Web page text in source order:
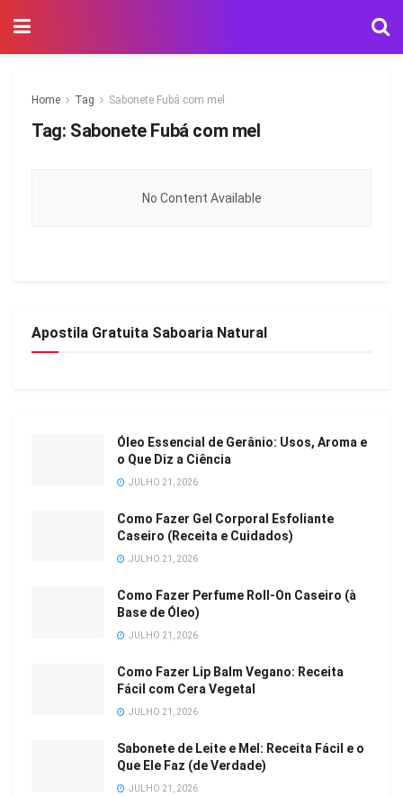
Home Tag Sabonete Fubá com mel
Tag: Sabonete Fubá com mel
No Content Available
Apostila Gratuita Saboaria Natural
Óleo Essencial de Gerânio: Usos, Aroma e
o Que Diz a Ciência
JULHO 21, 2026
Como Fazer Gel Corporal Esfoliante
Caseiro (Receita e Cuidados)
JULHO 21, 2026
Como Fazer Perfume Roll-On Caseiro (à
Base de Óleo)
JULHO 21, 2026
Como Fazer Lip Balm Vegano: Receita
Fácil com Cera Vegetal
JULHO 21, 2026
Sabonete de Leite e Mel: Receita Fácil e o
Que Ele Faz (de Verdade)
JULHO 21, 2026